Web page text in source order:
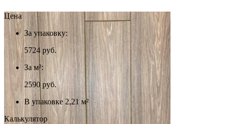
Цена
За упаковку:
5724 руб.
За м²:
2590 руб.
В упаковке 2,21 м²
Калькулятор